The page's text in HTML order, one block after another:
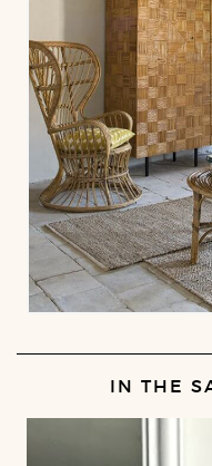
IN THE